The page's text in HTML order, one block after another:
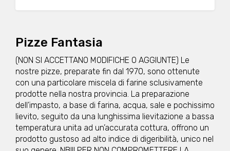
Pizze Fantasia
(NON SI ACCETTANO MODIFICHE O AGGIUNTE) Le
nostre pizze, preparate fin dal 1970, sono ottenute
con una particolare miscela di farine sclusivamente
prodotte nella nostra provincia. La preparazione
dell’impasto, a base di farina, acqua, sale e pochissimo
lievito, seguito da una lunghissima lievitazione a bassa
temperatura unita ad un’accurata cottura, offrono un
prodotto gustoso ad alto indice di digeribilità, unico nel